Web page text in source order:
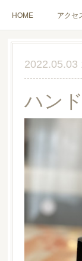
HOME アクセ
〔学ぶ〕AEAJ資格対
ハンモックよもぎ蒸
ハンモックタイ古式
Instagram
2022.05.03
ハン